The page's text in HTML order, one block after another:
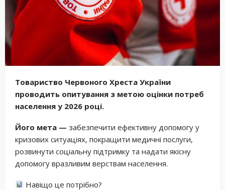
Товариство Червоного Хреста України
проводить опитування з метою оцінки потреб
населення у 2026 році.
Його мета — забезпечити ефективну допомогу у
кризових ситуаціях, покращити медичні послуги,
розвинути соціальну підтримку та надати якісну
допомогу вразливим верствам населення.
Навіщо це потрібно?